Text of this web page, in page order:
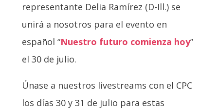
representante Delia Ramírez (D-Ill.) se
unirá a nosotros para el evento en
español “Nuestro futuro comienza hoy”
el 30 de julio.
Únase a nuestros livestreams con el CPC
los días 30 y 31 de julio para estas